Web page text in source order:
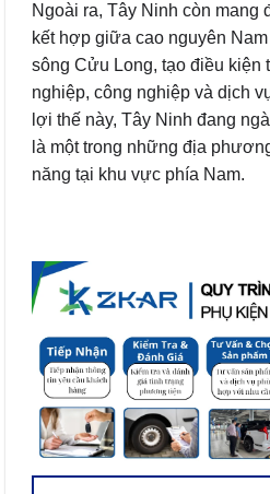
Ngoài ra, Tây Ninh còn mang
kết hợp giữa cao nguyên
sông Cửu Long, tạo điều kiện
nghiệp, công nghiệp và dịch
lợi thế này, Tây Ninh đang
là một trong những địa
năng tại khu vực phía Nam.